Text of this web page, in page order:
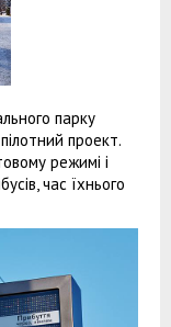
парку
проект.
режимі і
час їхнього